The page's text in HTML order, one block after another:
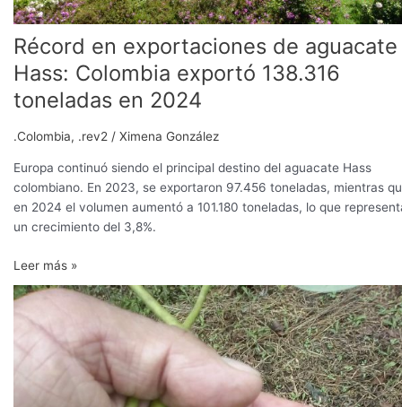
Récord en exportaciones de aguacate
Hass: Colombia exportó 138.316
toneladas en 2024
.Colombia, .rev2 / Ximena González
Europa continuó siendo el principal destino del aguacate Hass
colombiano. En 2023, se exportaron 97.456 toneladas, mientras
en 2024 el volumen aumentó a 101.180 toneladas, lo que
un crecimiento del 3,8%.
Leer más »
Monitoreos
control
biológico
tener